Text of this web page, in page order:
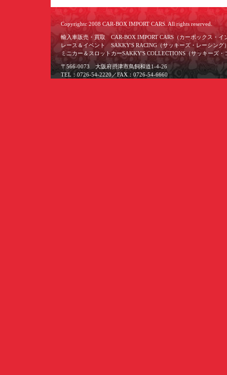
Copyrightc 2008 CAR-BOX IMPORT CARS. All rights reserved.
輸入車販売・買取 CAR-BOX IMPORT CARS（カーボックス・イ
レース＆イベント SAKKY'S RACING（サッキーズ・レーシング
ミニカー＆スロットカーSAKKY'S COLLECTIONS（サッキーズ・
〒566-0073 大阪府摂津市鳥飼和道1-4-26
TEL：0726-54-2220／FAX：0726-54-6660